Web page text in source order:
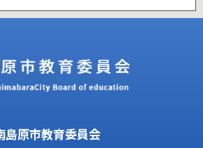
島原市教育委員会